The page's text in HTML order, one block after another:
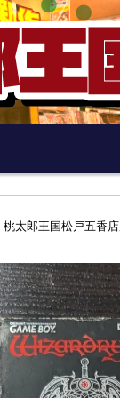
桃太郎王国松戸五香